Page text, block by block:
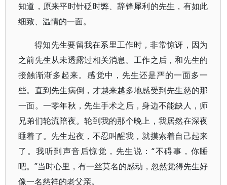
知道，原来平时针砭时弊、辞锋犀利的先生，有如此
细致、温情的一面。
得知先生要留我在系里工作时，非常惊讶，因为
之前先生从未透露过相关消息。工作之后，和先生的
接触渐渐多起来。感觉中，先生还是严的一面多一
些。直到先生病倒，才越来越多地感受到先生慈的那
一面。一零年秋，先生手术之后，身边不能缺人，师
兄弟们轮流陪夜。轮到我的那个晚上，我居然在深夜
睡着了。先生起夜，不忍叫醒我，就摸索着自己起来
了。我听到声音后惊觉，先生说：“不碍事，你睡
吧。”当时心里，有一丝莫名的感动，忽然觉得先生好
像一名慈祥的老父亲。